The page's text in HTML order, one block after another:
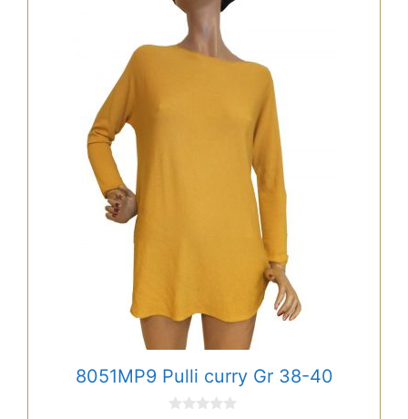
8051MP9 Pulli curry Gr 38-40